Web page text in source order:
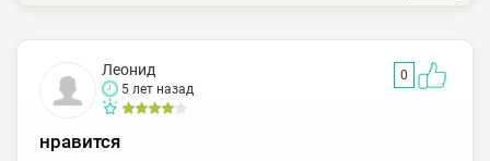
Леонид
5 лет назад
0
нравится